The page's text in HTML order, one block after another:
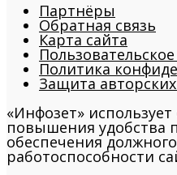
Партнёры
Обратная связь
Карта сайта
Политика
Защита
«Инфозет»
повышения удобства
обеспечения
работоспособности